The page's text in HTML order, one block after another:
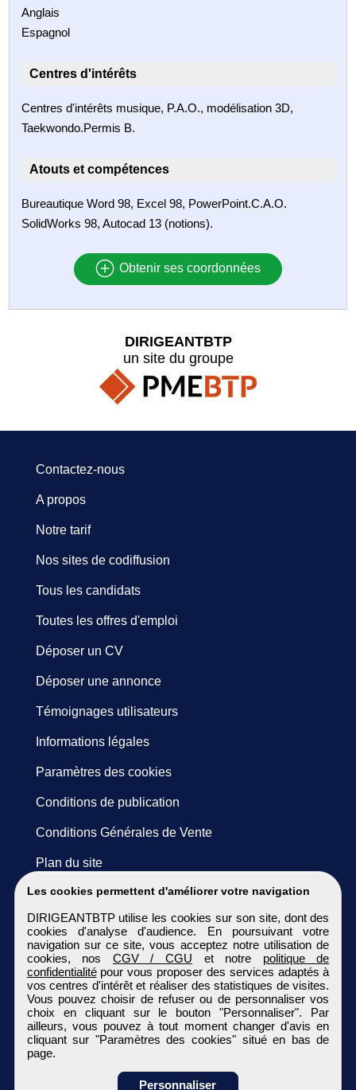
Anglais
Espagnol
Centres d'intérêts
Centres d'intérêts musique, P.A.O., modélisation 3D,
Taekwondo.Permis B.
Atouts et compétences
Bureautique Word 98, Excel 98, PowerPoint.C.A.O.
SolidWorks 98, Autocad 13 (notions).
Obtenir ses coordonnées
Les cookies permettent d'améliorer votre navigation
DIRIGEANTBTP utilise les cookies sur son site, dont des
cookies d'analyse d'audience. En poursuivant votre
navigation sur ce site, vous acceptez notre utilisation de
cookies, nos CGV / CGU et notre politique de
confidentialitépour vous proposer des services adaptés à
vos centres d'intérêt et réaliser des statistiques de visites.
Vous pouvez choisir de refuser ou de personnaliser vos
choix en cliquant sur le bouton "Personnaliser". Par
ailleurs, vous pouvez à tout moment changer d'avis en
cliquant sur "Paramètres des cookies" situé en bas de
page.
Personnaliser
DIRIGEANTBTP
un site du groupe
Contactez-nous
A propos
Notre tarif
Nos sites de codiffusion
Tous les candidats
Toutes les offres d'emploi
Déposer un CV
Déposer une annonce
Témoignages utilisateurs
Informations légales
Paramètres des cookies
Conditions de publication
Conditions Générales de Vente
Plan du site